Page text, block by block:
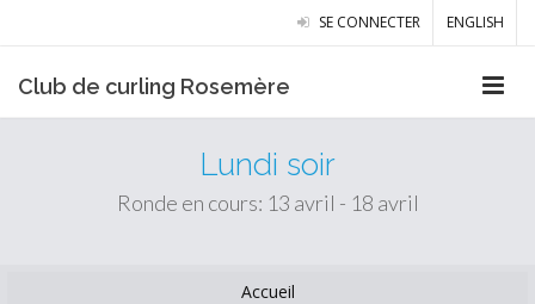
SE CONNECTER ENGLISH
Club de curling Rosemère
Lundi soir
Ronde en cours: 13 avril - 18 avril
Accueil